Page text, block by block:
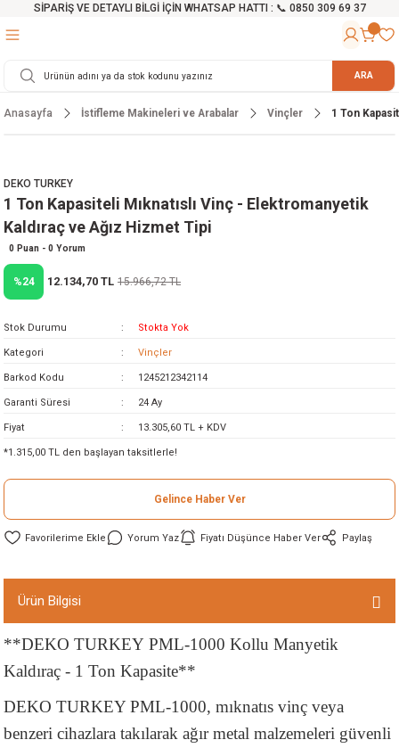
SİPARİŞ VE DETAYLI BİLGİ İÇİN WHATSAP HATTI : 📞 0850 309 69 37
Testereler
Makinesi
Testereler
Cihazları
Mikser
ve Arabalar
Malzemeleri ARA
Anasayfa İstifleme Makineleri ve Arabalar Vinçler 1 Ton
DEKO TURKEY
1 Ton Kapasiteli Mıknatıslı Vinç - Elektromanyetik
Kaldıraç ve Ağız Hizmet Tipi
0 Puan - 0 Yorum
%24 12.134,70 TL 15.966,72 TL
Stok Durumu Stokta Yok
Kategori Vinçler
Barkod Kodu 1245212342114
Garanti Süresi 24 Ay
Fiyat 13.305,60 TL + KDV
*1.315,00 TL den başlayan taksitlerle!
Gelince Haber Ver
Yorum Yaz Fiyatı Düşünce Haber Ver Paylaş
Ürün Bilgisi
**DEKO TURKEY PML-1000 Kollu Manyetik
Kaldıraç - 1 Ton Kapasite**
DEKO TURKEY PML-1000, mıknatıs vinç veya
benzeri cihazlara takılarak ağır metal malzemeleri güvenli